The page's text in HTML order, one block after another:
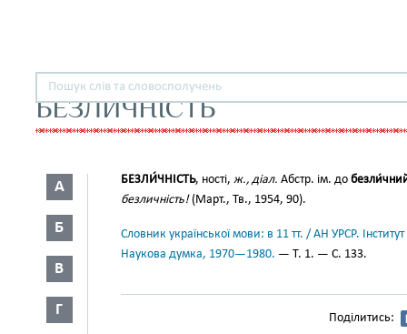
БЕЗЛИЧНІСТЬ
А
Б
В
Г
БЕЗЛИ́ЧНІСТЬ, ності, ж., діал. Абстр. ім. до
безличність!(Март., Тв., 1954, 90).
Словник української мови: в 11 тт. / АН УРСР.
Наукова думка, 1970—1980. — Т. 1. — С. 133.
Поділитись: